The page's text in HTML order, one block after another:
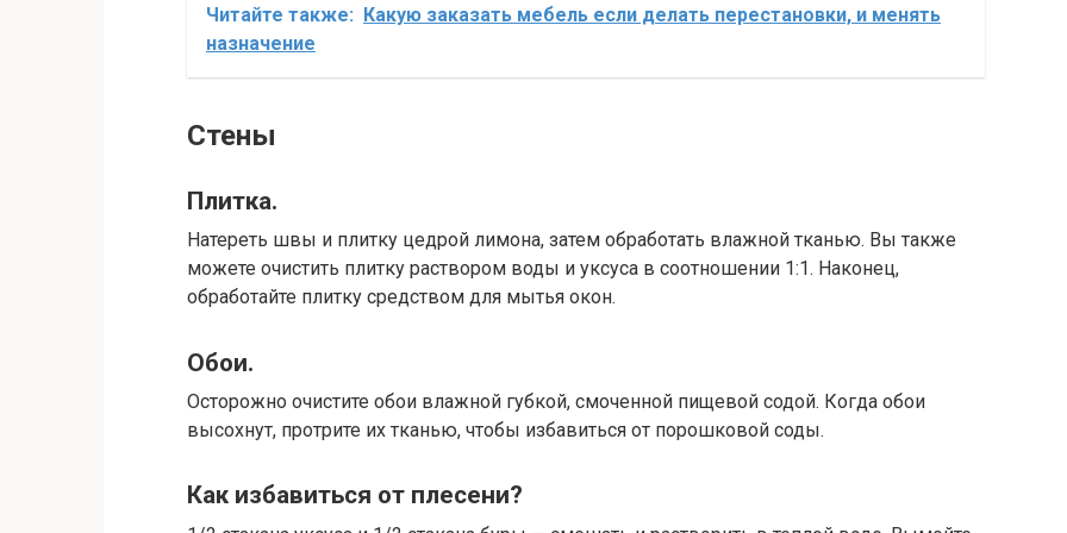
Читайте также: Какую заказать мебель если делать перестановки, и менять
назначение
Стены
Плитка.
Натереть швы и плитку цедрой лимона, затем обработать влажной тканью. Вы также
можете очистить плитку раствором воды и уксуса в соотношении 1:1. Наконец,
обработайте плитку средством для мытья окон.
Обои.
Осторожно очистите обои влажной губкой, смоченной пищевой содой. Когда обои
высохнут, протрите их тканью, чтобы избавиться от порошковой соды.
Как избавиться от плесени?